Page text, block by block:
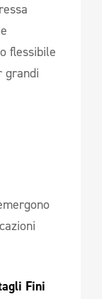
flessibile
grandi
Fini